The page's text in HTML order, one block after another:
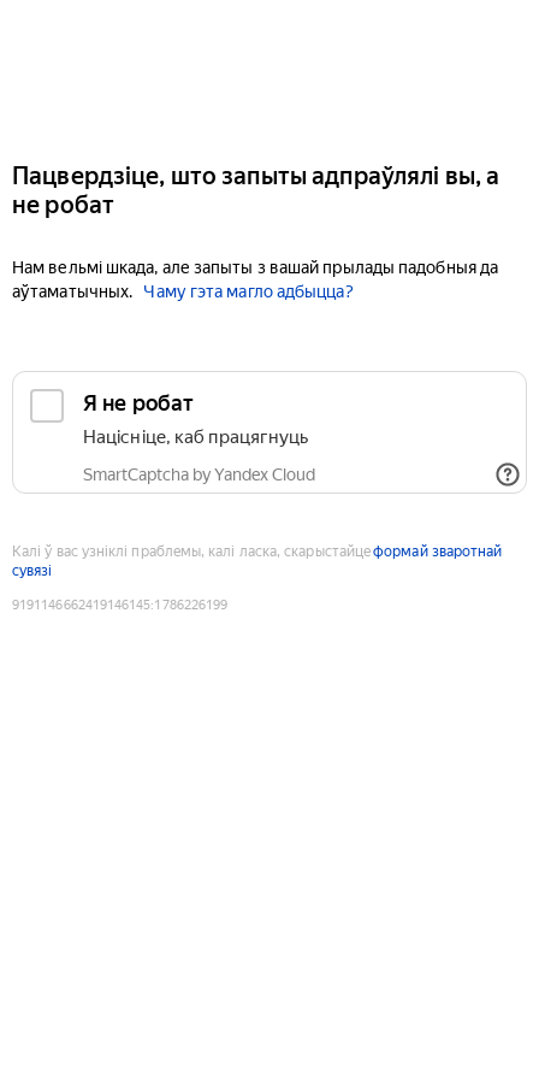
Пацвердзіце, што запыты адпраўлялі вы, а
не робат
Нам вельмі шкада, але запыты з вашай прылады падобныя да
аўтаматычных.
Чаму гэта магло адбыцца?
Я не робат
Націсніце, каб працягнуць
SmartCaptcha by Yandex Cloud
Калі ў вас узніклі праблемы, калі ласка, скарыстайцеформай зваротнай
сувязі
9191146662419146145:1786226199